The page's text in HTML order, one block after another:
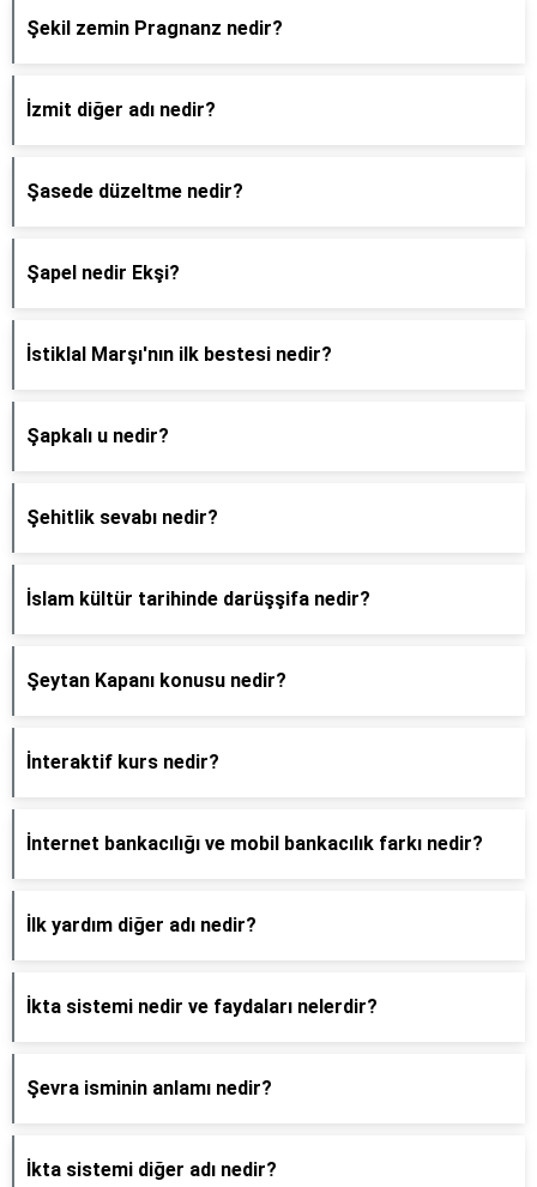
Şekil zemin Pragnanz nedir?
İzmit diğer adı nedir?
Şasede düzeltme nedir?
Şapel nedir Ekşi?
İstiklal Marşı'nın ilk bestesi nedir?
Şapkalı u nedir?
Şehitlik sevabı nedir?
İslam kültür tarihinde darüşşifa nedir?
Şeytan Kapanı konusu nedir?
İnteraktif kurs nedir?
İnternet bankacılığı ve mobil bankacılık farkı nedir?
İlk yardım diğer adı nedir?
İkta sistemi nedir ve faydaları nelerdir?
Şevra isminin anlamı nedir?
İkta sistemi diğer adı nedir?